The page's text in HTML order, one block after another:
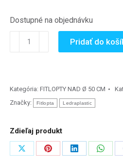
Dostupné na objednávku
65
(Ledraplastic
Italy)
Pridať do
Kategória: FITLOPTY NAD Ø 50 CM
Značky:
Fitlopta Ledraplastic
Zdieľaj produkt
ZdieľaťZdieľaťZdieľať